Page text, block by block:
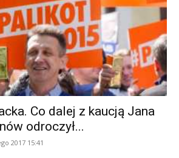
Co dalej z kaucją Jana
odroczył...
2017 15:41